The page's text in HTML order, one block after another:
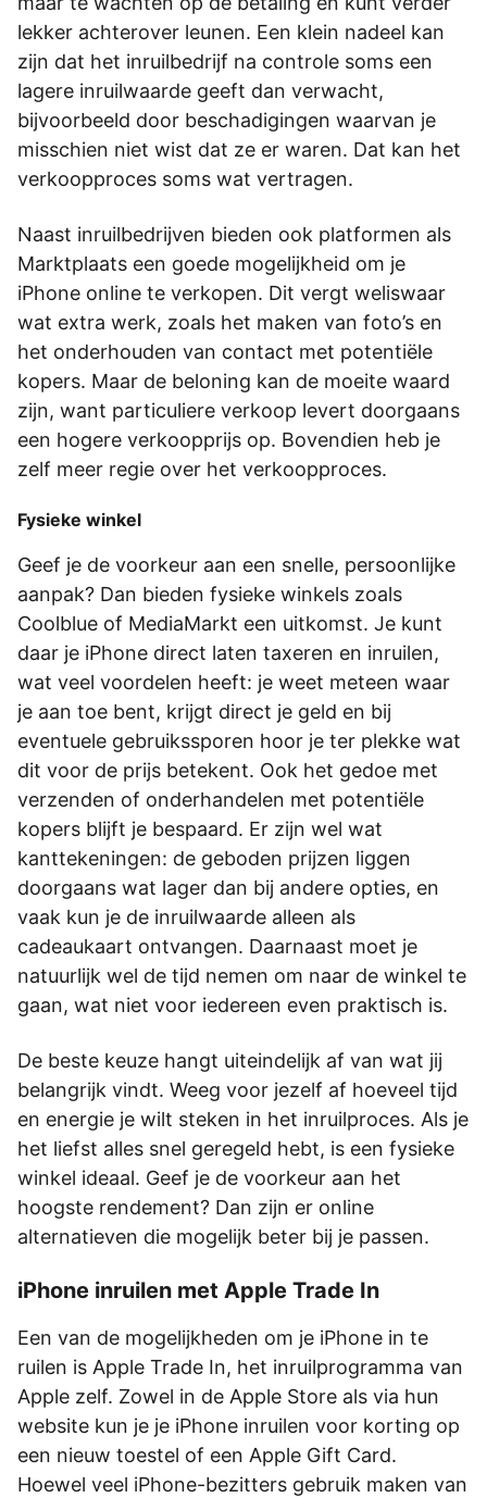
lekker achterover leunen. Een klein nadeel kan
zijn dat het inruilbedrijf na controle soms een
lagere inruilwaarde geeft dan verwacht,
bijvoorbeeld door beschadigingen waarvan je
misschien niet wist dat ze er waren. Dat kan het
verkoopproces soms wat vertragen.
Naast inruilbedrijven bieden ook platformen als
Marktplaats een goede mogelijkheid om je
iPhone online te verkopen. Dit vergt weliswaar
wat extra werk, zoals het maken van foto’s en
het onderhouden van contact met potentiële
kopers. Maar de beloning kan de moeite waard
zijn, want particuliere verkoop levert doorgaans
een hogere verkoopprijs op. Bovendien heb je
zelf meer regie over het verkoopproces.
Fysieke winkel
Geef je de voorkeur aan een snelle, persoonlijke
aanpak? Dan bieden fysieke winkels zoals
Coolblue of MediaMarkt een uitkomst. Je kunt
daar je iPhone direct laten taxeren en inruilen,
wat veel voordelen heeft: je weet meteen waar
je aan toe bent, krijgt direct je geld en bij
eventuele gebruikssporen hoor je ter plekke wat
dit voor de prijs betekent. Ook het gedoe met
verzenden of onderhandelen met potentiële
kopers blijft je bespaard. Er zijn wel wat
kanttekeningen: de geboden prijzen liggen
doorgaans wat lager dan bij andere opties, en
vaak kun je de inruilwaarde alleen als
cadeaukaart ontvangen. Daarnaast moet je
natuurlijk wel de tijd nemen om naar de winkel te
gaan, wat niet voor iedereen even praktisch is.
De beste keuze hangt uiteindelijk af van wat jij
belangrijk vindt. Weeg voor jezelf af hoeveel tijd
en energie je wilt steken in het inruilproces. Als je
het liefst alles snel geregeld hebt, is een fysieke
winkel ideaal. Geef je de voorkeur aan het
hoogste rendement? Dan zijn er online
alternatieven die mogelijk beter bij je passen.
iPhone inruilen met Apple Trade In
Een van de mogelijkheden om je iPhone in te
ruilen is Apple Trade In, het inruilprogramma van
Apple zelf. Zowel in de Apple Store als via hun
website kun je je iPhone inruilen voor korting op
een nieuw toestel of een Apple Gift Card.
Hoewel veel iPhone-bezitters gebruik maken van